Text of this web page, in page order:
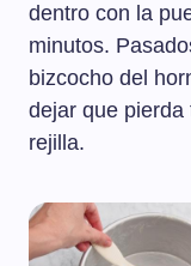
dentro con la
minutos.
bizcocho del
dejar que
rejilla.